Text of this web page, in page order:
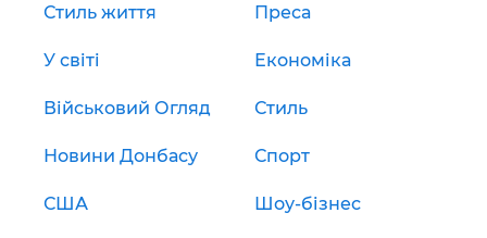
Стиль життя Преса
У світі Економіка
Військовий Огляд Стиль
Новини Донбасу Спорт
США Шоу-бізнес